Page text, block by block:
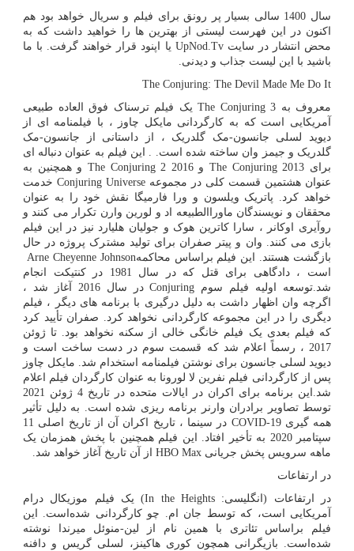
سال 1400 سالی بسیار پر رونق برای فیلم و سریال خواهد بود هم
اکنون در این فهرست لیستی از بهترین ها را خواهید داشت که به
محض انتشار در سایتUpNod.Tv یا اپنود قرار خواهند گرفت. با ما
باشید با این لیست جذاب و دیدنی.
The Conjuring: The Devil Made Me Do It
معروف به The Conjuring 3 یک فیلم ترسناک فوق العاده طبیعی
آمریکایی است که به کارگردانی مایکل چاوز ، با فیلمنامه ای از
دیوید لسلی جانسون-مک گلدریک ، از داستانی از جانسون-مک
گلدریک و جیمز وان ساخته شده است. . این فیلم به عنوان دنباله ای
برای The Conjuring 2013 و The Conjuring 2 2016 و همچنین به
عنوان هشتمین قسمت کلی در مجموعه Conjuring Universe خدمت
خواهد کرد. پاتریک ویلسون و ورا فارمیگا نقش خود را به عنوان
محققان و نویسندگان ماوراالطبیعه اد و لورین وارن تکرار می کنند و
روآیری اوکانر ، سارا کاترین هوک و جولیان هلیارد نیز در این فیلم
بازی می کنند. وان و پیتر صفران برای تولید مشترک پروژه در حال
بازگشت هستند. این فیلم براساس محاکمهArne Cheyenne Johnson
است ، دادگاهی برای قتل که در سال 1981 در کنتیکت انجام
شد.توسعه اولیه فیلم سوم Conjuring
در سال 2016 آغاز شد ،
اگرچه وان اظهار داشت به دلیل درگیری با برنامه های دیگر ، فیلم
دیگری را در این مجموعه کارگردانی نخواهد کرد. صفران تأیید کرد
که فیلم بعدی یک فیلم خانگی خالی از سکنه نخواهد بود. تا ژوئن
2017 ، رسماً اعلام شد که قسمت سوم در دست ساخت است و
دیوید لسلی جانسون برای نوشتن فیلمنامه استخدام شد. مایکل چاوز
پس از کارگردانی فیلم نفرین لا لورونا به عنوان کارگردان فیلم اعلام
شد.این برنامه برای اکران در ایالات متحده در تاریخ 4 ژوئن 2021
توسط تصاویر برادران وارنر برنامه ریزی شده است. به دلیل تأثیر
همه گیری COVID-19
در سینما ، تاریخ اکران آن از تاریخ اصلی 11
سپتامبر 2020 به تأخیر افتاد. این فیلم همچنین با پخش همزمان یک
ماهه سرویس پخش جریانی HBO Max از آن تاریخ آغاز خواهد شد.
در ارتفاعات
در ارتفاعات (انگلیسی: In the Heights‎) یک فیلم موزیکال درام
آمریکایی است، که توسط جان ام. چو کارگردانی شده‌است. این
فیلم براساس تئاتری با همین نام از لین-منوئل میرندا نوشته
شده‌است. بازیگرانی همچون کوری هاکینز، لسلی گریس و دافنه